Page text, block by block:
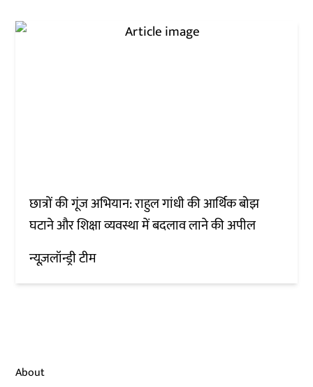
छात्रों की गूंज अभियान: राहुल गांधी की आर्थिक बोझ
घटाने और शिक्षा व्यवस्था में बदलाव लाने की अपील
न्यूज़लॉन्ड्री टीम
About